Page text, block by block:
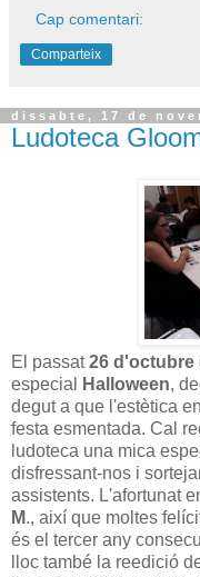
Cap comentari:
Comparteix
dissabte, 17 de
Ludoteca
El passat26 d'octubre
especial
Halloween,
degut a que l'estètica
festa esmentada. Cal
ludoteca una mica
disfressant-nos i
assistents. L'afortunat
M., així que moltes
és el tercer any
lloc també la reedició